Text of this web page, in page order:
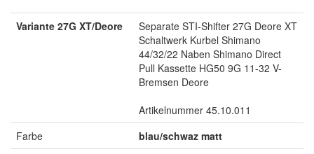
Variante 27G XT/Deore
Separate STI-Shifter 27G Deore XT
Schaltwerk Kurbel Shimano
44/32/22 Naben Shimano Direct
Pull Kassette HG50 9G 11-32 V-
Bremsen Deore
Artikelnummer 45.10.011
Farbe
blau/schwaz matt